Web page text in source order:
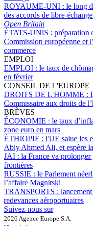
ROYAUME-UNI : le long
des accords de libre-
Open Britain
ÉTATS-UNIS : préparation
Commission européenne et
commerce
EMPLOI
EMPLOI : le taux de
en février
CONSEIL DE L'EUROPE
DROITS DE L'HOMME :
Commissaire aux droits de
BRÈVES
ÉCONOMIE : le taux
zone euro en mars
ÉTHIOPIE : l'UE salue les
Abiy Ahmed Ali, et espère
JAI : la France va
frontières
RUSSIE : le Parlement
l’affaire Magnitski
TRANSPORTS :
redevances aéroportuaires
Suivez-nous sur
2026 Agence Europe S.A.